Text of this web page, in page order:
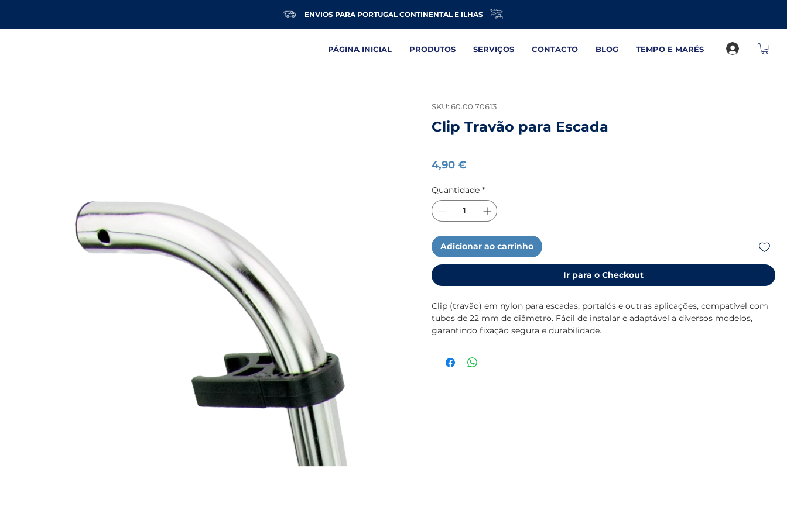
ENVIOS PARA PORTUGAL CONTINENTAL E ILHAS
PÁGINA INICIAL PRODUTOS SERVIÇOS CONTACTO BLOG TEMPO E MARÉS
SKU: 60.00.70613
Clip Travão para Escada
4,90 €
Quantidade *
Adicionar ao carrinho
Ir para o Checkout
Clip (travão) em nylon para escadas, portalós e outras aplicações, compatível com
tubos de 22 mm de diâmetro. Fácil de instalar e adaptável a diversos modelos,
garantindo fixação segura e durabilidade.